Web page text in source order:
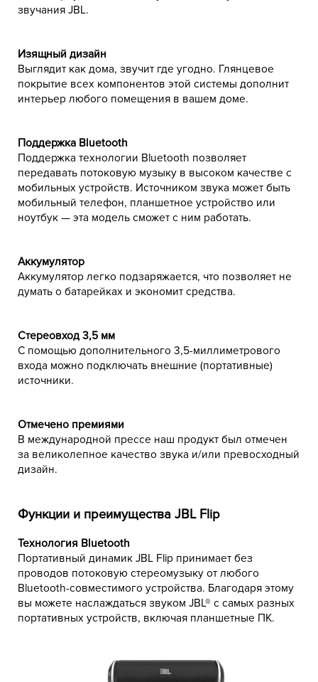
звучания JBL.
Изящный дизайн
Выглядит как дома, звучит где угодно. Глянцевое
покрытие всех компонентов этой системы дополнит
интерьер любого помещения в вашем доме.
Поддержка Bluetooth
Поддержка технологии Bluetooth позволяет
передавать потоковую музыку в высоком качестве с
мобильных устройств. Источником звука может быть
мобильный телефон, планшетное устройство или
ноутбук — эта модель сможет с ним работать.
Аккумулятор
Аккумулятор легко подзаряжается, что позволяет не
думать о батарейках и экономит средства.
Стереовход 3,5 мм
С помощью дополнительного 3,5-миллиметрового
входа можно подключать внешние (портативные)
источники.
Отмечено премиями
В международной прессе наш продукт был отмечен
за великолепное качество звука и/или превосходный
дизайн.
Функции и преимущества JBL Flip
Технология Bluetooth
Портативный динамик JBL Flip принимает без
проводов потоковую стереомузыку от любого
Bluetooth-совместимого устройства. Благодаря этому
вы можете наслаждаться звуком JBL® с самых разных
портативных устройств, включая планшетные ПК.